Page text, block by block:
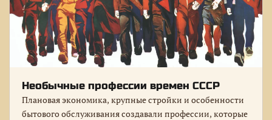
Необычные профессии времен СССР
Плановая экономика, крупные стройки и особенности
бытового обслуживания создавали профессии, которые